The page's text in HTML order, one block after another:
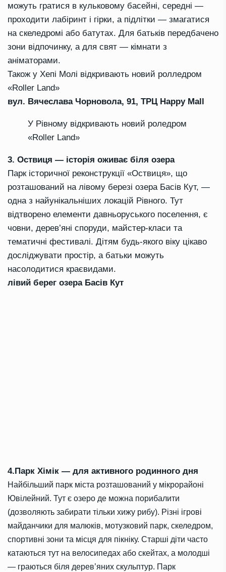
можуть гратися в кульковому басейні, середні —
проходити лабіринт і гірки, а підлітки — змагатися
на скеледромі або батутах. Для батьків передбачено
зони відпочинку, а для свят — кімнати з
аніматорами.
Також у Хепі Молі відкривають новий ролледром
«Roller Land»
вул. Вячеслава Чорновола, 91, ТРЦ Happy Mall
У Рівному відкривають новий роледром
«Roller Land»
3. Оствиця — історія оживає біля озера
Парк історичної реконструкції «Оствиця», що
розташований на лівому березі озера Басів Кут, —
одна з найунікальніших локацій Рівного. Тут
відтворено елементи давньоруського поселення, є
човни, дерев’яні споруди, майстер-класи та
тематичні фестивалі. Дітям будь-якого віку цікаво
досліджувати простір, а батьки можуть
насолодитися краєвидами.
лівий берег озера Басів Кут
4.Парк Хімік — для активного родинного дня
Найбільший парк міста розташований у мікрорайоні
Ювілейний. Тут є озеро де можна порибалити
(дозволяють забирати тільки хижу рибу). Різні ігрові
майданчики для малюків, мотузковий парк, скеледром,
спортивні зони та місця для пікніку. Старші діти часто
катаються тут на велосипедах або скейтах, а молодші
— граються біля дерев’яних скульптур. Парк